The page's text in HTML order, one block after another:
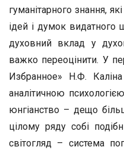
гуманітарного знання,
ідей і думок видатного
духовний вклад у
важко переоцінити. У
Избранное» Н.Ф.
аналітичною
юнгіанство – дещо
цілому ряду собі
світогляд – система